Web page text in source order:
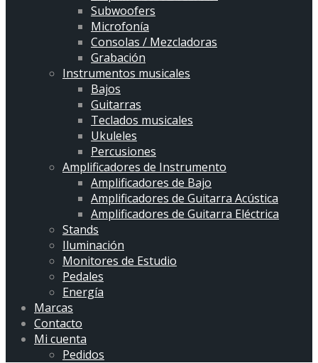
Subwoofers
Microfonía
Consolas / Mezcladoras
Grabación
Instrumentos musicales
Bajos
Guitarras
Teclados musicales
Ukuleles
Percusiones
Amplificadores de Instrumento
Amplificadores de Bajo
Amplificadores de Guitarra Acústica
Amplificadores de Guitarra Eléctrica
Stands
Iluminación
Monitores de Estudio
Pedales
Energía
Marcas
Contacto
Mi cuenta
Pedidos